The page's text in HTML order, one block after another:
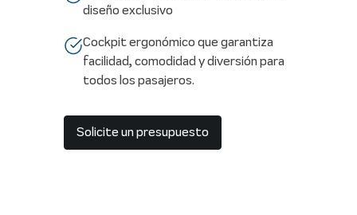
diseño exclusivo
Cockpit ergonómico que garantiza
facilidad, comodidad y diversión para
todos los pasajeros.
Solicite un presupuesto